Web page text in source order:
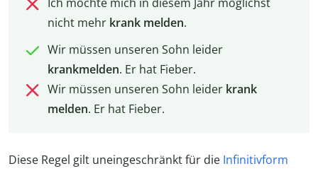
nicht mehr krank melden.
Wir müssen unseren Sohn leider
krankmelden. Er hat Fieber.
Wir müssen unseren Sohn leider krank
melden. Er hat Fieber.
Diese Regel gilt uneingeschränkt für die Infinitivform